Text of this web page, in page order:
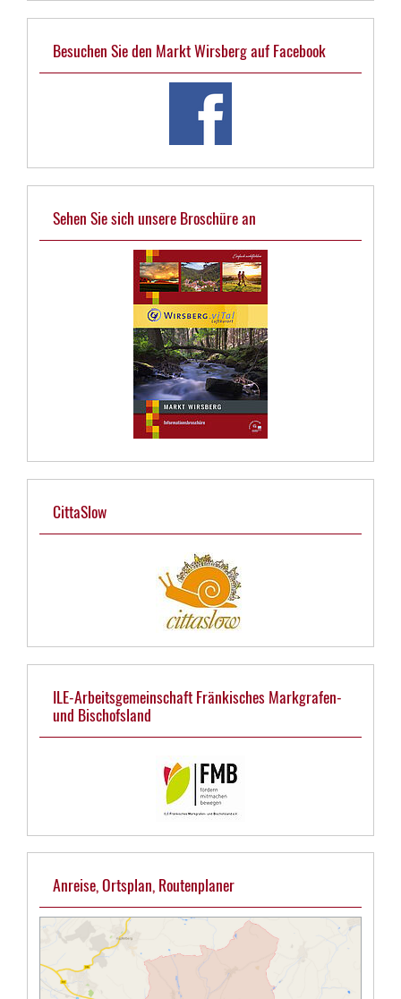
Besuchen Sie den Markt Wirsberg auf Facebook
Sehen Sie sich unsere Broschüre an
CittaSlow
ILE-Arbeitsgemeinschaft Fränkisches Markgrafen-
und Bischofsland
Anreise, Ortsplan, Routenplaner